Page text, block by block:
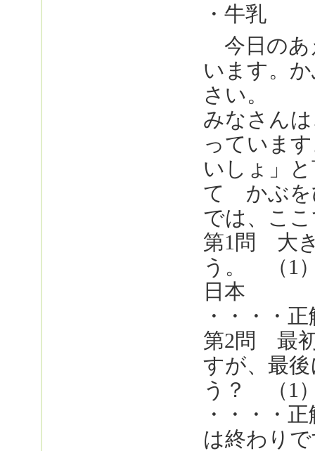
・牛乳
今日のあ
います。
さい。
みなさん
っていま
いしょ」
て かぶを
では、こ
第1問 大
う。 （1
日本
・・・・
第2問 最
すが、最
う？ （1
・・・・
は終わり